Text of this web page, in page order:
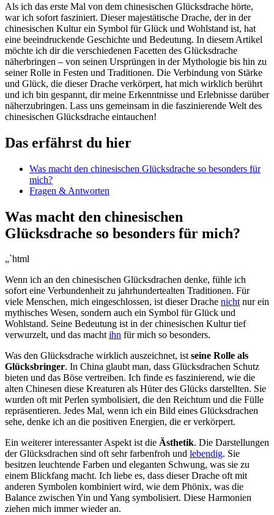
Als ich⁣ das erste ⁢Mal‍ von dem⁢ chinesischen Glücksdrache ‌hörte,
war⁤ ich sofort fasziniert. Dieser ⁤majestätische ⁤Drache,‌ der‌ in der
chinesischen Kultur ein Symbol für‍ Glück und Wohlstand ist, hat
eine beeindruckende Geschichte und Bedeutung. In ⁤diesem ⁣Artikel
möchte ich dir die verschiedenen Facetten des ⁢Glücksdrache
näherbringen – von⁣ seinen Ursprüngen⁢ in der ​Mythologie bis hin zu​
seiner Rolle in Festen und Traditionen. ​Die Verbindung ⁢von Stärke
und Glück, die ‌dieser Drache ‌verkörpert, hat mich wirklich​ berührt
und ich ⁢bin gespannt, dir meine⁣ Erkenntnisse und⁢ Erlebnisse darüber
näherzubringen. Lass uns gemeinsam in⁤ die ⁣faszinierende‌ Welt des
chinesischen Glücksdrache eintauchen!
Das ⁣erfährst du hier
Was​ macht den chinesischen Glücksdrache so besonders​ für
mich?
Fragen ⁢&‌ Antworten
Was macht ‌den​ chinesischen
Glücksdrache ‌so besonders⁣ für‍ mich?
„`html
Wenn⁤ ich an den chinesischen Glücksdrachen denke, fühle ich
sofort⁣ eine Verbundenheit zu jahrhundertealten Traditionen. ⁣Für
viele Menschen, mich ⁢eingeschlossen, ist ‍dieser​ Drache nichtnur ein
mythisches Wesen, ‌sondern ​auch ein ⁣Symbol für Glück und
Wohlstand. Seine ⁤Bedeutung ⁢ist⁤ in der chinesischen Kultur tief
verwurzelt, und das machtihn ⁤ für mich so besonders.
Was den Glücksdrache wirklich auszeichnet, istseine ​Rolle als
Glücksbringer. In China ⁤glaubt man, dass ⁣Glücksdrachen Schutz
bieten und das‌ Böse⁢ vertreiben.‍ Ich finde ‍es faszinierend, wie ​die
alten Chinesen diese Kreaturen als​ Hüter des Glücks ​darstellten.⁤ Sie
wurden ⁣oft‌ mit Perlen symbolisiert, die⁢ den‌ Reichtum und‌ die Fülle⁣
repräsentieren. Jedes Mal, wenn ich ⁢ein Bild eines Glücksdrachen
sehe, ‍denke⁤ ich an‍ die⁣ positiven Energien, die er verkörpert.
Ein weiterer interessanter Aspekt‌ ist die Ästhetik.⁢ Die⁤ Darstellungen
der Glücksdrachen ‌sind oft ​sehr​ farbenfroh und‍ lebendig.⁣ Sie
⁢besitzen‌ leuchtende Farben und eleganten Schwung, was sie ‌zu
einem Blickfang macht. Ich liebe es, dass dieser Drache oft mit
anderen ⁢Symbolen ​kombiniert‌ wird, ⁤wie dem ⁣Phönix, ‌was die
⁢Balance zwischen‍ Yin und Yang symbolisiert.​ Diese Harmonien⁣
ziehen mich immer wieder an.